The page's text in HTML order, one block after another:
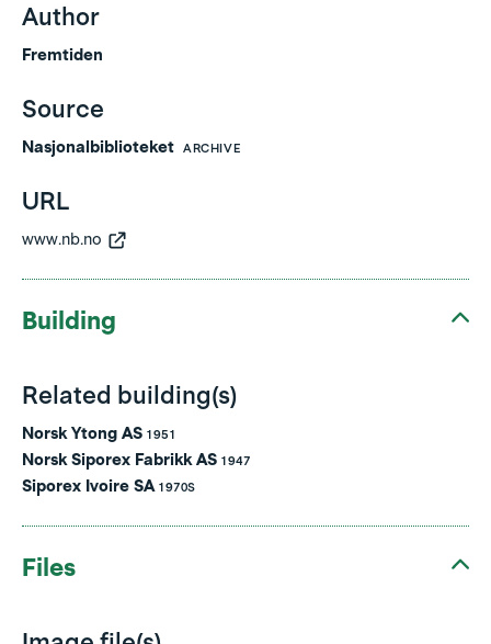
Author
Fremtiden
Source
Nasjonalbiblioteket ARCHIVE
URL
www.nb.no
Building
Related building(s)
Norsk Ytong AS 1951
Norsk Siporex Fabrikk AS 1947
Siporex Ivoire SA 1970S
Files